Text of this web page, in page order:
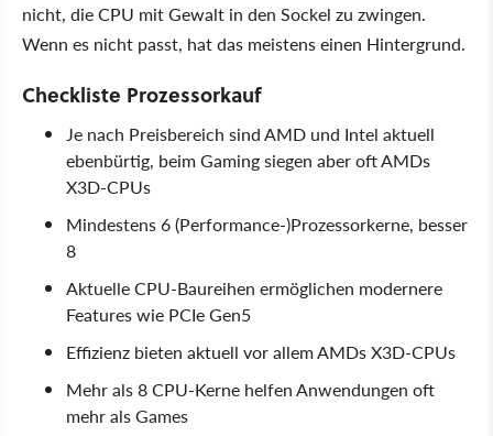
nicht, die CPU mit Gewalt in den Sockel zu zwingen.
Wenn es nicht passt, hat das meistens einen Hintergrund.
Checkliste Prozessorkauf
Je nach Preisbereich sind AMD und Intel aktuell
ebenbürtig, beim Gaming siegen aber oft AMDs
X3D-CPUs
Mindestens 6 (Performance-)Prozessorkerne, besser
8
Aktuelle CPU-Baureihen ermöglichen modernere
Features wie PCIe Gen5
Effizienz bieten aktuell vor allem AMDs X3D-CPUs
Mehr als 8 CPU-Kerne helfen Anwendungen oft
mehr als Games